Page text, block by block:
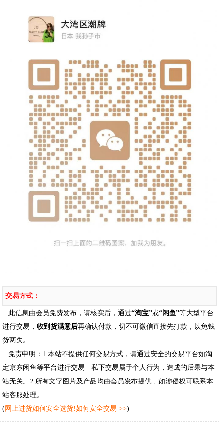
交易方式：
此信息由会员免费发布，请核实后，通过“淘宝”或“闲鱼”等大型平台
进行交易， 收到货满意后再确认付款，切不可微信直接先打款，以免钱
货两失。
免责申明：1.本站不提供任何交易方式，请通过安全的交易平台如淘
定京东闲鱼等平台进行交易，私下交易属于个人行为，造成的后果与本
站无关。2.所有文字图片及产品均由会员发布提供，如涉侵权可联系本
站客服处理。
(网上进货如何安全选货!如何安全交易 >>)